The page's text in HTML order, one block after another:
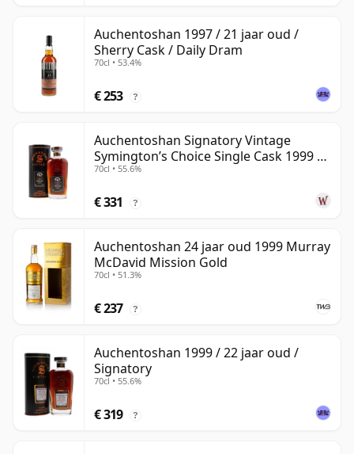
Auchentoshan 1997 / 21 jaar oud /
Sherry Cask / Daily Dram
70cl • 53.4%
€ 253 ?
Auchentoshan Signatory Vintage
Symington’s Choice Single Cask 1999 24
jaar oud
70cl • 55.6%
€ 331 ?
Auchentoshan 24 jaar oud 1999 Murray
McDavid Mission Gold
70cl • 51.3%
€ 237 ?
Auchentoshan 1999 / 22 jaar oud /
Signatory
70cl • 55.6%
€ 319 ?